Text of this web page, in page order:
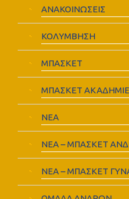
ΑΝΑΚΟΙΝΩΣΕΙΣ
ΚΟΛΥΜΒΗΣΗ
ΜΠΑΣΚΕΤ
ΜΠΑΣΚΕΤ
ΝΕΑ
ΝΕΑ – ΜΠΑΣΚΕΤ
ΝΕΑ – ΜΠΑΣΚΕΤ